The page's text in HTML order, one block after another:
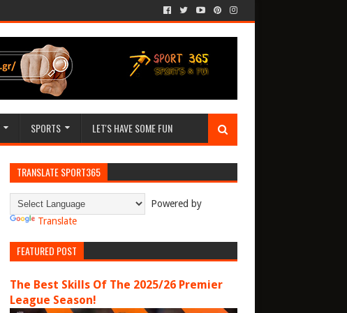
SPORTS LET'S HAVE SOME FUN
TRANSLATE SPORT365
Powered by
Translate
FEATURED POST
The Best Skills Of The 2025/26 Premier
League Season!